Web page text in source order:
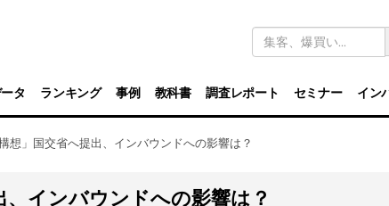
キ
ワ
ド
検
索
タ ランキング 事例 教科書 調査レポート セミナー イン
想」国交省へ提出、インバウンドへの影響は？
、インバウンドへの影響は？